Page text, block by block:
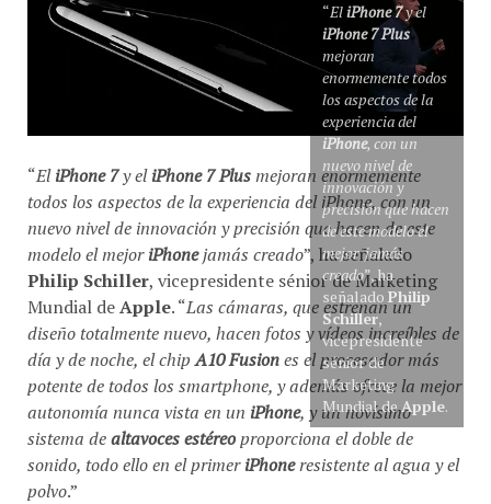
“EliPhone 7y el
iPhone 7 Plus
mejoran
enormemente todos
los aspectos de la
experiencia del
iPhone, con un
nuevo nivel de
innovación y
precisión que hacen
de este modelo el
mejor jamás
creado”, ha
señalado Philip
Schiller,
vicepresidente
sénior de
Marketing
Mundial deApple.
“EliPhone 7y eliPhone 7 Plusmejoran enormemente
todos los aspectos de la experiencia del iPhone, con un
nuevo nivel de innovación y precisión que hacen de este
modelo el mejoriPhonejamás creado”, ha señalado
Philip Schiller, vicepresidente sénior de Marketing
Mundial deApple. “Las cámaras, que estrenan un
diseño totalmente nuevo, hacen fotos y vídeos increíbles de
día y de noche, el chipA10 Fusiones el procesador más
potente de todos los smartphone, y además ofrece la mejor
autonomía nunca vista en un iPhone, y un novísimo
sistema dealtavoces estéreoproporciona el doble de
sonido, todo ello en el primeriPhoneresistente al agua y el
polvo.”